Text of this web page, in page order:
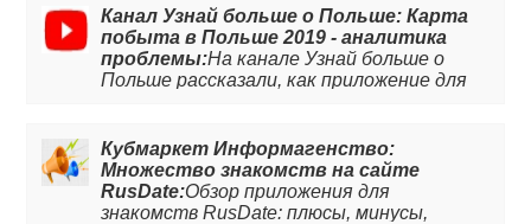
ошибок.
Канал Узнай больше о Польше: Карта
побыта в Польше 2019 - аналитика
проблемы:На канале Узнай больше о
Польше рассказали, как приложение для
опции, плюсы и минусы. Подробней на
канале.
Кубмаркет Информагенство:
Множество знакомств на сайте
RusDate:Обзор приложения для
знакомств RusDate: плюсы, минусы,